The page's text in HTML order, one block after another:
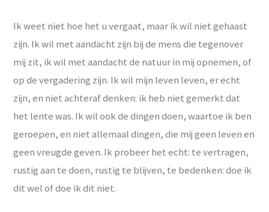
Ik weet niet hoe het u vergaat, maar ik wil niet gehaast
zijn. Ik wil met aandacht zijn bij de mens die tegenover
mij zit, ik wil met aandacht de natuur in mij opnemen, of
op de vergadering zijn. Ik wil mijn leven leven, er echt
zijn, en niet achteraf denken: ik heb niet gemerkt dat
het lente was. Ik wil ook de dingen doen, waartoe ik ben
geroepen, en niet allemaal dingen, die mij geen leven en
geen vreugde geven. Ik probeer het echt: te vertragen,
rustig aan te doen, rustig te blijven, te bedenken: doe ik
dit wel of doe ik dit niet.